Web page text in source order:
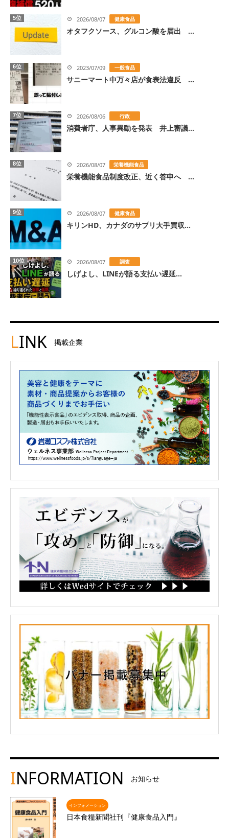
5位 2026/08/07 健康食品
オタフクソース、グルコン酸を届出 ...
6位 2023/07/09 一般食品
サニーマート中万々店が食表法違反 ...
7位 2026/08/06 行政
消費者庁、人事異動を発表 井上審議...
8位 2026/08/07 栄養機能食品
栄養機能食品制度改正、近く答申へ ...
9位 2026/08/07 健康食品
キリンHD、カナダのサプリ大手買収...
10位 2026/08/07 調査
しげよし、LINEが語る支払い遅延...
LINK 掲載企業
INFORMATION お知らせ
インフォメーション
日本食糧新聞社刊『健康食品入門』